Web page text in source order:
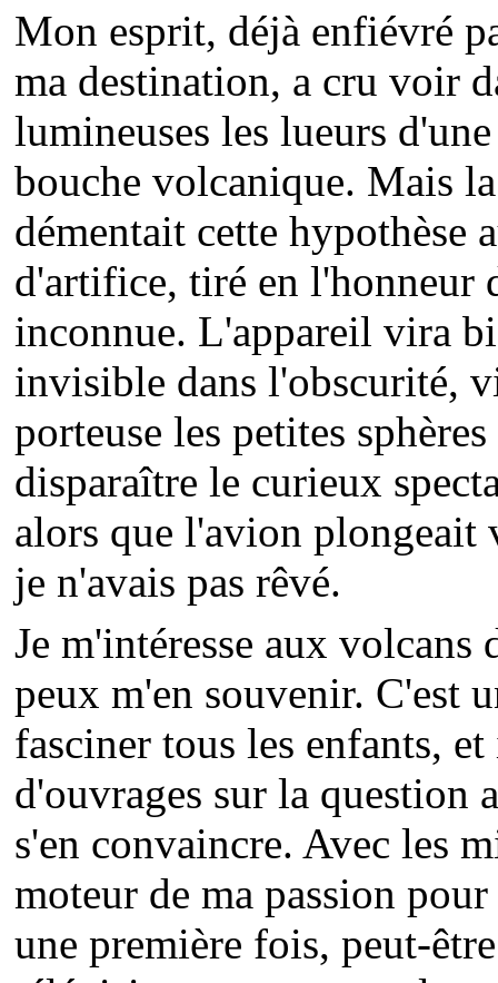
Mon esprit, déjà enfiévré
ma destination, a cru voir
lumineuses les lueurs
bouche volcanique. Mais
démentait cette hypothèse
d'artifice, tiré en l'honneur
inconnue. L'appareil vira
invisible dans l'obscurité,
porteuse les petites
disparaître le curieux
alors que l'avion plongeait
je n'avais pas rêvé.
Je m'intéresse aux
peux m'en souvenir. C'est
fasciner tous les enfants,
d'ouvrages sur la question
s'en convaincre. Avec les
moteur de ma passion
une première fois, peut-